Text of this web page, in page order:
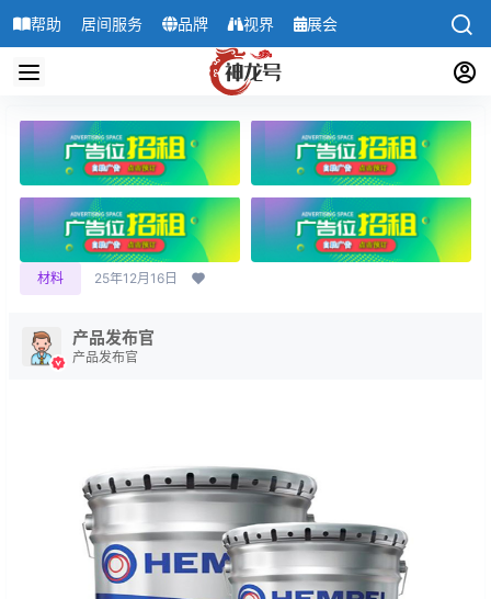
帮助 居间服务 品牌 视界 展会
材料 25年12月16日
产品发布官
产品发布官